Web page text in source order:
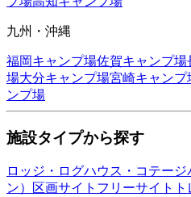
九州・沖縄
福岡キャンプ場佐賀キャンプ場
場大分キャンプ場宮崎キャンプ
ンプ場
施設タイプから探す
ロッジ・ログハウス・コテージ
ン）
区画サイト フリーサイト